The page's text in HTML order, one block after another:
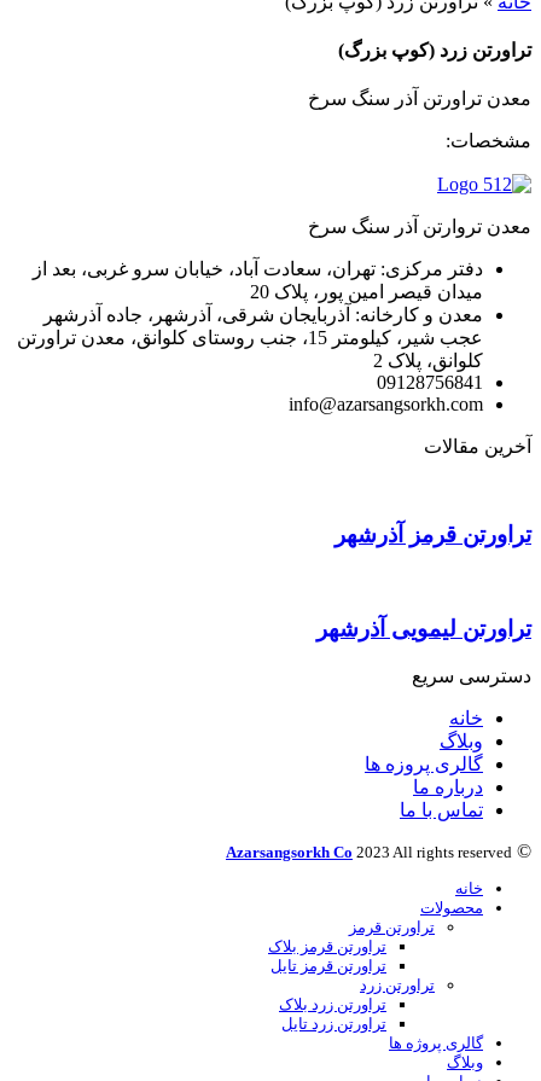
تراورتن زرد (کوپ بزرگ)
معدن تراورتن آذر سنگ سرخ
مشخصات:
Dimensions: 20*20*20 / Weights: 50 k
Dimensions: 20*20*20 / Weights: 50 k
Dimensions: 20*20*20 / Weights: 50 k
Dimensions: 20*20*20 / Weights: 50 k
Dimensions: 20*20*20 / Weights: 50 k
Dimensions: 20*20*20 / Weights: 50 k
معدن تروارتن آذر سنگ سرخ
دفتر مرکزی: تهران، سعادت آباد، خیابان سرو غربی، بعد از
میدان قیصر امین پور، پلاک 20
معدن و کارخانه: آذربایجان شرقی، آذرشهر، جاده آذرشهر
عجب شیر، کیلومتر 15، جنب روستای کلوانق، معدن تراورتن
کلوانق، پلاک 2
09128756841
info@azarsangsorkh.com
آخرین مقالات
تراورتن قرمز آذرشهر
تراورتن لیمویی آذرشهر
دسترسی سریع
خانه
وبلاگ
گالری پروزه ها
درباره ما
تماس با ما
©
Azarsangsorkh Co 2023 All rights reserved​​
خانه
محصولات
تراورتن قرمز
تراورتن قرمز بلاک
تراورتن قرمز تایل
تراورتن زرد
تراورتن زرد بلاک
تراورتن زرد تایل
گالری پروژه ها
وبلاگ